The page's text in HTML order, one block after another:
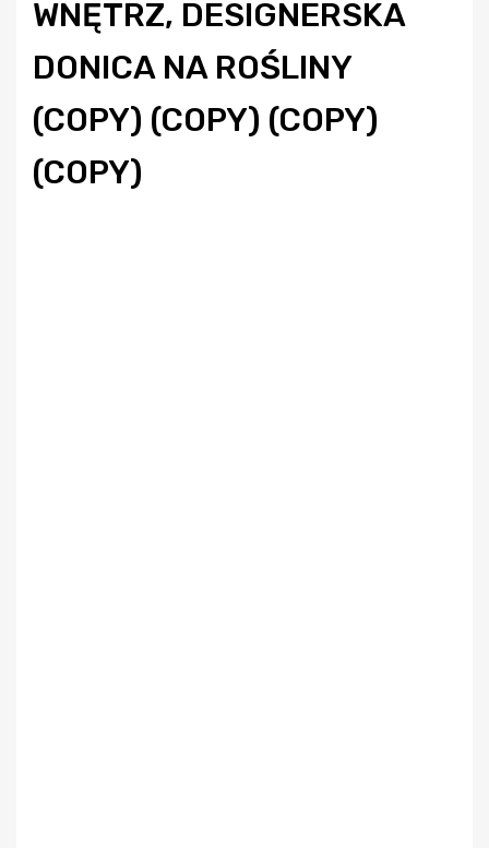
WNĘTRZ, DESIGNERSKA
DONICA NA ROŚLINY
(COPY) (COPY) (COPY)
(COPY)